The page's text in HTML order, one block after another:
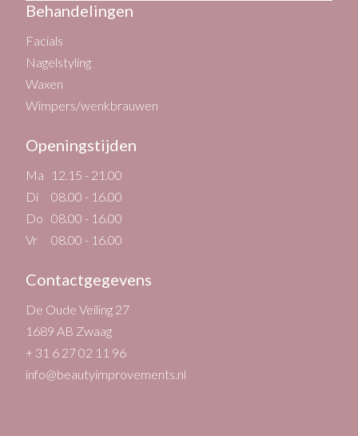
Behandelingen
Facials
Nagelstyling
Waxen
Wimpers/wenkbrauwen
Openingstijden
Ma
12.15 - 21.00
Di
08.00 - 16.00
Do 08.00 - 16.00
Vr
08.00 - 16.00
Contactgegevens
De Oude Veiling 27
1689 AB Zwaag
+ 31 6 27 02 11 96
info@beautyimprovements.nl